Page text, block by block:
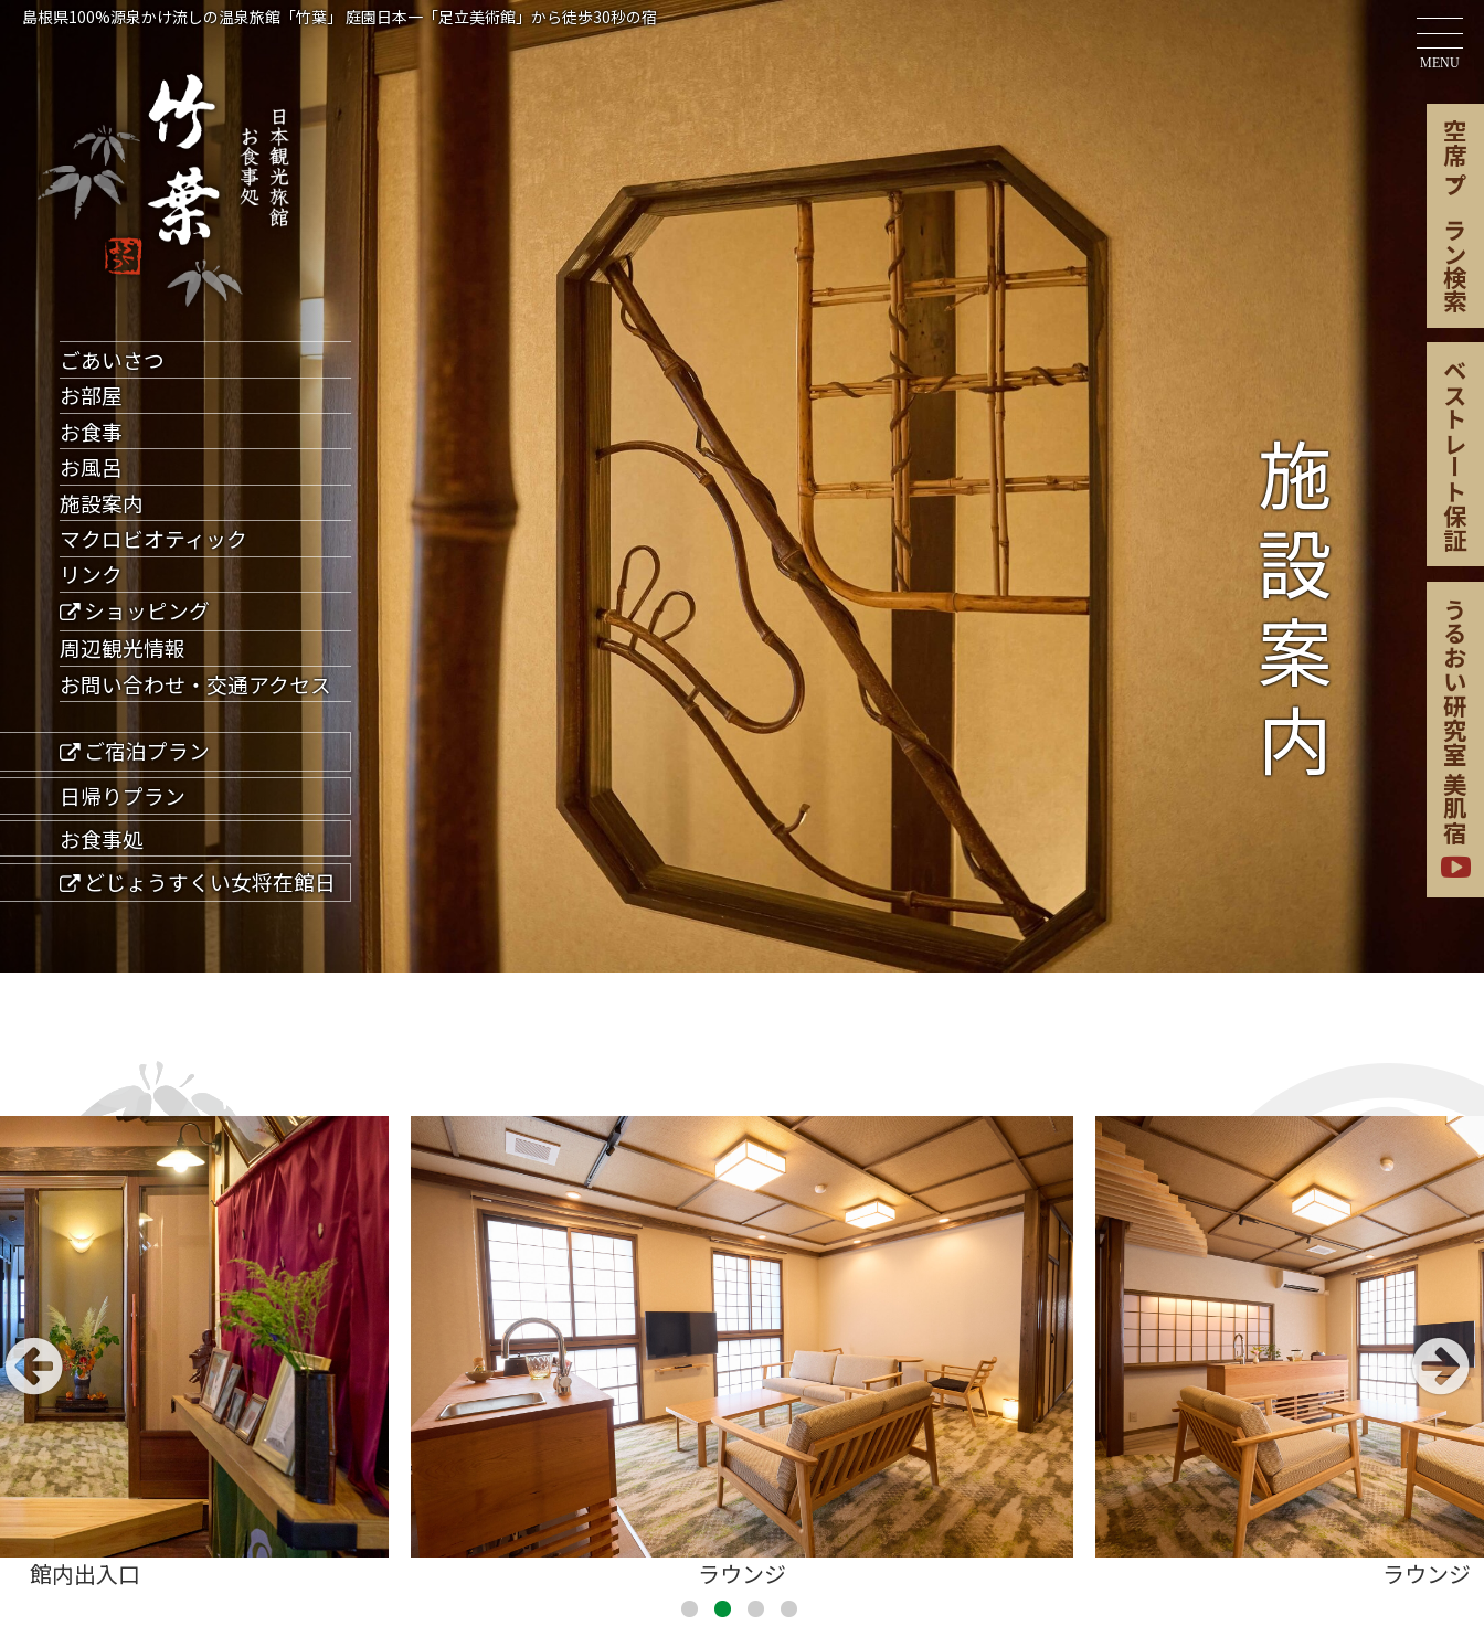
MENU
島根県100%源泉かけ流しの温泉旅館「竹葉」 庭園日本一「足立美術館」から徒歩30秒の宿
施設案内
ごあいさつ
お部屋
お食事
お風呂
施設案内
マクロビオティック
リンク
ショッピング
周辺観光情報
お問い合わせ・交通アクセス
ご宿泊プラン
日帰りプラン
お食事処
どじょうすくい女将在館日
空席
・
プラン検索
ベストレート
保証
うるおい研究室
美肌宿
ラウンジ ラウンジ おもてなし茶席